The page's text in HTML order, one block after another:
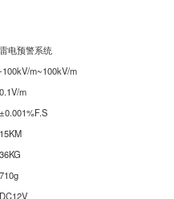
雷电预警系统
-100kV/m~100kV/m
0.1V/m
±0.001%F.S
15KM
36KG
710g
DC12V